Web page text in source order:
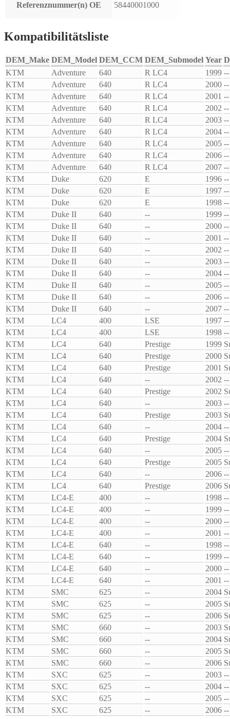
Referenznummer(n) OE 58440001000
Kompatibilitätsliste
DEM_Make DEM_Model DEM_CCM DEM_Submodel Year
KTM
Adventure 640 R LC4 1999 --
KTM
Adventure 640 R LC4 2000 --
KTM
Adventure 640 R LC4 2001 --
KTM
Adventure 640 R LC4 2002 --
KTM
Adventure 640 R LC4 2003 --
KTM
Adventure 640 R LC4 2004 --
KTM
Adventure 640 R LC4 2005 --
KTM
Adventure 640 R LC4 2006 --
KTM
Adventure 640 R LC4 2007 --
KTM
Duke 620 E 1996 --
KTM
Duke 620 E 1997 --
KTM
Duke 620 E 1998 --
KTM
Duke II 640 -- 1999 --
KTM
Duke II 640 -- 2000 --
KTM
Duke II 640 -- 2001 --
KTM
Duke II 640 -- 2002 --
KTM
Duke II 640 -- 2003 --
KTM
Duke II 640 -- 2004 --
KTM
Duke II 640 -- 2005 --
KTM
Duke II 640 -- 2006 --
KTM
Duke II 640 -- 2007 --
KTM
LC4 400 LSE 1997 --
KTM
LC4 400 LSE 1998 --
KTM
LC4 640 Prestige 1999
KTM
LC4 640 Prestige 2000
KTM
LC4 640 Prestige 2001
KTM
LC4 640 -- 2002 --
KTM
LC4 640 Prestige 2002
KTM
LC4 640 -- 2003 --
KTM
LC4 640 Prestige 2003
KTM
LC4 640 -- 2004 --
KTM
LC4 640 Prestige 2004
KTM
LC4 640 -- 2005 --
KTM
LC4 640 Prestige 2005
KTM
LC4 640 -- 2006 --
KTM
LC4 640 Prestige 2006
KTM
LC4-E 400 -- 1998 --
KTM
LC4-E 400 -- 1999 --
KTM
LC4-E 400 -- 2000 --
KTM
LC4-E 400 -- 2001 --
KTM
LC4-E 640 -- 1998 --
KTM
LC4-E 640 -- 1999 --
KTM
LC4-E 640 -- 2000 --
KTM
LC4-E 640 -- 2001 --
KTM
SMC 625 -- 2004
KTM
SMC 625 -- 2005
KTM
SMC 625 -- 2006
KTM
SMC 660 -- 2003
KTM
SMC 660 -- 2004
KTM
SMC 660 -- 2005
KTM
SMC 660 -- 2006
KTM
SXC 625 -- 2003 --
KTM
SXC 625 -- 2004 --
KTM
SXC 625 -- 2005 --
KTM
SXC 625 -- 2006 --